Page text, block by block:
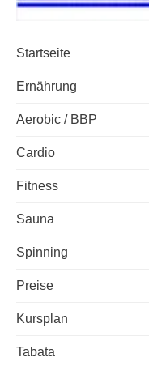
Startseite
Ernährung
Aerobic / BBP
Cardio
Fitness
Sauna
Spinning
Preise
Kursplan
Tabata